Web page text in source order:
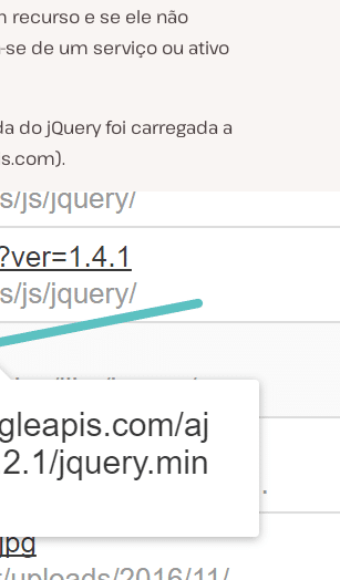
recurso e se ele não
de um serviço ou ativo
do jQuery foi carregada a